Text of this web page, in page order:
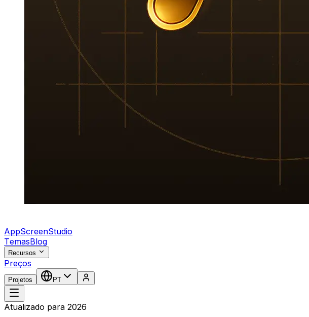
AppScreenStudio
TemasBlog
Recursos
Preços
Projetos PT
Atualizado para 2026